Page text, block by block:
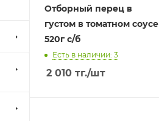
Отборный перец в
густом в томатном соусе
520г с/б
Есть в наличии: 3
2 010 тг./шт